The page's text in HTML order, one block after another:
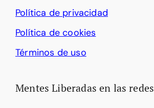
Política de privacidad
Política de cookies
Términos de uso
Mentes Liberadas en las redes